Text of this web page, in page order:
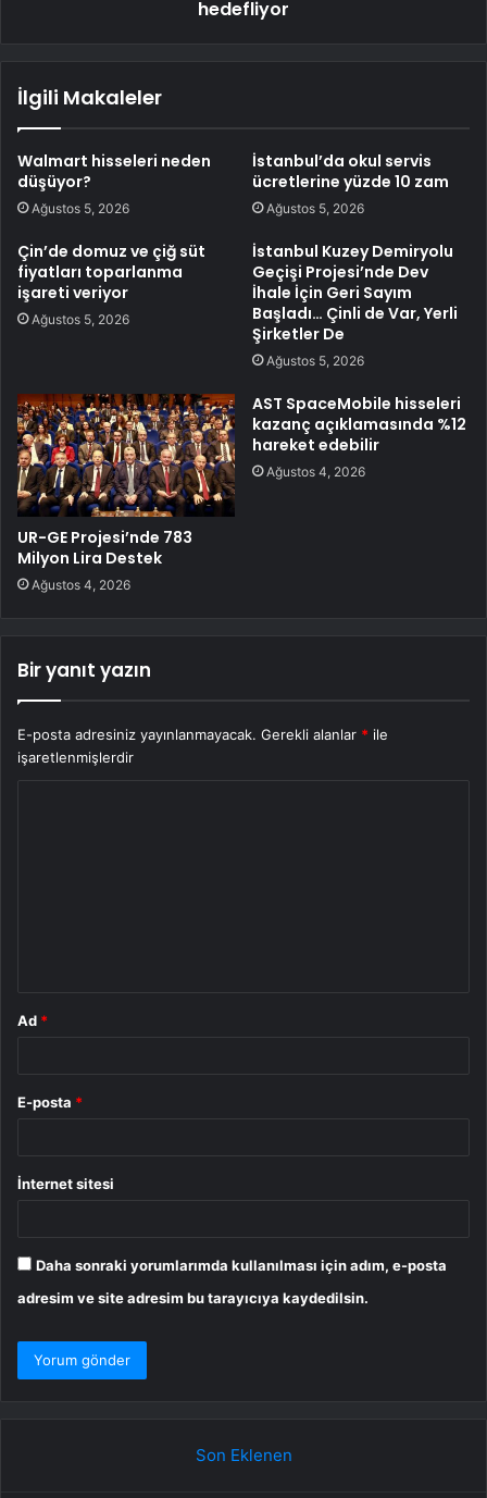
hedefliyor
İlgili Makaleler
Walmart hisseleri neden
düşüyor?
Ağustos 5, 2026
İstanbul’da okul servis
ücretlerine yüzde 10 zam
Ağustos 5, 2026
Çin’de domuz ve çiğ süt
fiyatları toparlanma
işareti veriyor
Ağustos 5, 2026
İstanbul Kuzey Demiryolu
Geçişi Projesi’nde Dev
İhale İçin Geri Sayım
Başladı… Çinli de Var, Yerli
Şirketler De
Ağustos 5, 2026
UR-GE Projesi’nde 783
Milyon Lira Destek
Ağustos 4, 2026
AST SpaceMobile hisseleri
kazanç açıklamasında %12
hareket edebilir
Ağustos 4, 2026
Bir yanıt yazın
E-posta adresiniz yayınlanmayacak. Gerekli alanlar * ile
işaretlenmişlerdir
Ad *
E-posta *
İnternet sitesi
Daha sonraki yorumlarımda kullanılması için adım, e-posta
adresim ve site adresim bu tarayıcıya kaydedilsin.
Son Eklenen